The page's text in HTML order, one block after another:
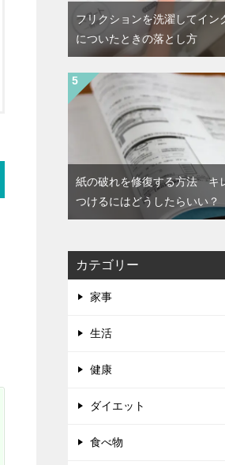
フリクションを洗濯してイン
についたときの落とし方
紙の破れを修復する方法 キ
つけるにはどうしたらいい？
カテゴリー
家事
生活
健康
ダイエット
食べ物